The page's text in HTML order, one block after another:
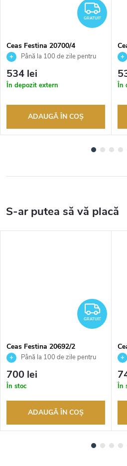
GRATUIT
Ceas Festina 20700/4
Până la 100 de zile pentru
returnarea bunurilor. Vânzător
autorizat
534 lei
În depozit extern
ADAUGĂ ÎN COŞ
În
GRATUIT
Ceas Festina 20692/2
Până la 100 de zile pentru
returnarea bunurilor. Vânzător
autorizat
700 lei
În stoc
ADAUGĂ ÎN COŞ
În